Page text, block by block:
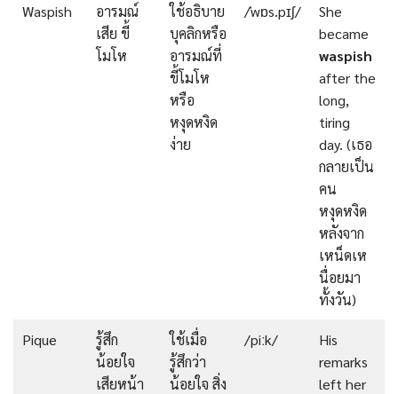
Waspish
อารมณ์
เสีย ขี้
โมโห
ใช้อธิบาย
บุคลิกหรือ
อารมณ์ที่
ขี้โมโห
หรือ
หงุดหงิด
ง่าย
/ˈwɒs.pɪʃ/
She
became
waspish
after the
long,
tiring
day. (เธอ
กลายเป็น
คน
หงุดหงิด
หลังจาก
เหน็ดเห
นื่อยมา
ทั้งวัน)
Pique
รู้สึก
น้อยใจ
เสียหน้า
ใช้เมื่อ
รู้สึกว่า
น้อยใจ สิ่ง
/piːk/
His
remarks
left her